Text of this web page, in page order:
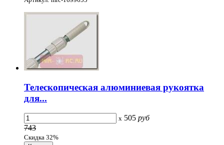
Телескопическая алюминиевая рукоятка
для...
x 505 руб
743
Скидка 32%